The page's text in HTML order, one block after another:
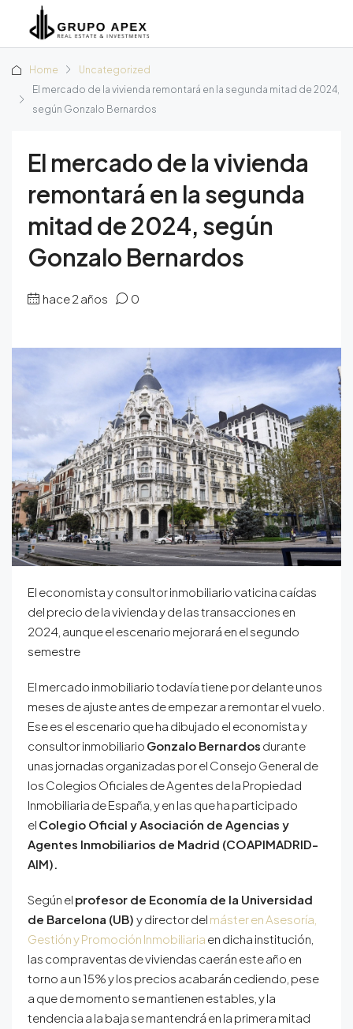
Home
Uncategorized
El mercado de la vivienda remontará en la segunda mitad de 2024,
según Gonzalo Bernardos
El mercado de la vivienda
remontará en la segunda
mitad de 2024, según
Gonzalo Bernardos
hace 2 años 0
El economista y consultor inmobiliario vaticina caídas
del precio de la vivienda y de las transacciones en
2024, aunque el escenario mejorará en el segundo
semestre
El mercado inmobiliario todavía tiene por delante unos
meses de ajuste antes de empezar a remontar el vuelo.
Ese es el escenario que ha dibujado el economista y
consultor inmobiliario Gonzalo Bernardos durante
unas jornadas organizadas por el Consejo General de
los Colegios Oficiales de Agentes de la Propiedad
Inmobiliaria de España, y en las que ha participado
el Colegio Oficial y Asociación de Agencias y
Agentes Inmobiliarios de Madrid (COAPIMADRID-
AIM).
Según el profesor de Economía de la Universidad
de Barcelona (UB) y director del máster en Asesoría,
Gestión y Promoción Inmobiliaria en dicha institución,
las compraventas de viviendas caerán este año en
torno a un 15% y los precios acabarán cediendo, pese
a que de momento se mantienen estables, y la
tendencia a la baja se mantendrá en la primera mitad